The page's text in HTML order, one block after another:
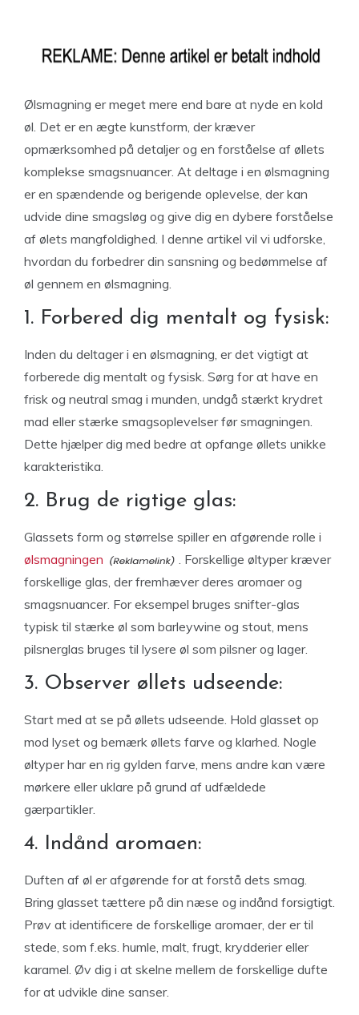
Ølsmagning er meget mere end bare at nyde en kold
øl. Det er en ægte kunstform, der kræver
opmærksomhed på detaljer og en forståelse af øllets
komplekse smagsnuancer. At deltage i en ølsmagning
er en spændende og berigende oplevelse, der kan
udvide dine smagsløg og give dig en dybere forståelse
af ølets mangfoldighed. I denne artikel vil vi udforske,
hvordan du forbedrer din sansning og bedømmelse af
øl gennem en ølsmagning.
1. Forbered dig mentalt og fysisk:
Inden du deltager i en ølsmagning, er det vigtigt at
forberede dig mentalt og fysisk. Sørg for at have en
frisk og neutral smag i munden, undgå stærkt krydret
mad eller stærke smagsoplevelser før smagningen.
Dette hjælper dig med bedre at opfange øllets unikke
karakteristika.
2. Brug de rigtige glas:
Glassets form og størrelse spiller en afgørende rolle i
ølsmagningen
. Forskellige øltyper kræver
forskellige glas, der fremhæver deres aromaer og
smagsnuancer. For eksempel bruges snifter-glas
typisk til stærke øl som barleywine og stout, mens
pilsnerglas bruges til lysere øl som pilsner og lager.
3. Observer øllets udseende:
Start med at se på øllets udseende. Hold glasset op
mod lyset og bemærk øllets farve og klarhed. Nogle
øltyper har en rig gylden farve, mens andre kan være
mørkere eller uklare på grund af udfældede
gærpartikler.
4. Indånd aromaen:
Duften af øl er afgørende for at forstå dets smag.
Bring glasset tættere på din næse og indånd forsigtigt.
Prøv at identificere de forskellige aromaer, der er til
stede, som f.eks. humle, malt, frugt, krydderier eller
karamel. Øv dig i at skelne mellem de forskellige dufte
for at udvikle dine sanser.